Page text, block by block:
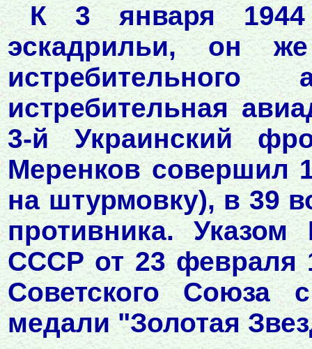
К 3 января 1944
эскадрильи, он
истребительная
3-й Украинский
Меренков совершил
на штурмовку), в 39
противника. Указом
СССР от 23 февраля
Советского Союза
медали "Золотая